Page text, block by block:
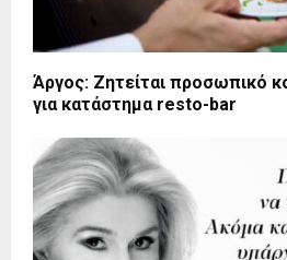
Άργος: Ζητείται προσωπικό
για κατάστημα resto-bar